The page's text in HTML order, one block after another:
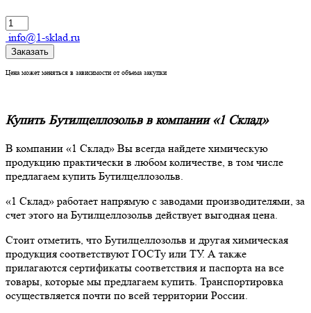
info@1-sklad.ru
Заказать
Цена может меняться в зависимости от объема закупки
Купить Бутилцеллозольв в компании «1 Склад»
В компании «1 Склад» Вы всегда найдете химическую
продукцию практически в любом количестве, в том числе
предлагаем купить Бутилцеллозольв.
«1 Склад» работает напрямую с заводами производителями, за
счет этого на Бутилцеллозольв действует выгодная цена.
Стоит отметить, что Бутилцеллозольв и другая химическая
продукция соответствуют ГОСТу или ТУ. А также
прилагаются сертификаты соответствия и паспорта на все
товары, которые мы предлагаем купить. Транспортировка
осуществляется почти по всей территории России.